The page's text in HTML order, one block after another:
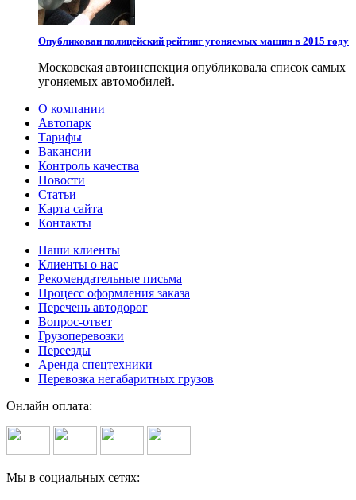
Опубликован полицейский рейтинг угоняемых машин в 2015 году
Московская автоинспекция опубликовала список самых
угоняемых автомобилей.
О компании
Автопарк
Тарифы
Вакансии
Контроль качества
Новости
Статьи
Карта сайта
Контакты
Наши клиенты
Клиенты о нас
Рекомендательные письма
Процесс оформления заказа
Перечень автодорог
Вопрос-ответ
Грузоперевозки
Переезды
Аренда спецтехники
Перевозка негабаритных грузов
Онлайн оплата:
Мы в социальных сетях: